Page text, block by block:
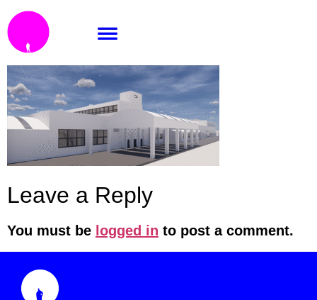
TF_skoda-pass
Leave a Reply
You must be logged in to post a comment.